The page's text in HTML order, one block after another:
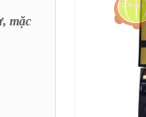
mặc